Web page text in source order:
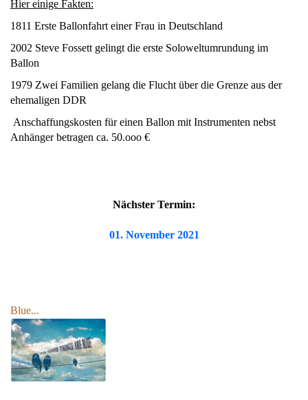
Hier einige Fakten:
1811 Erste Ballonfahrt einer Frau in Deutschland
2002 Steve Fossett gelingt die erste Soloweltumrundung im
Ballon
1979 Zwei Familien gelang die Flucht über die Grenze aus der
ehemaligen DDR
Anschaffungskosten für einen Ballon mit Instrumenten nebst
Anhänger betragen ca. 50.ooo €
Nächster Termin:
01. November 2021
Blue...